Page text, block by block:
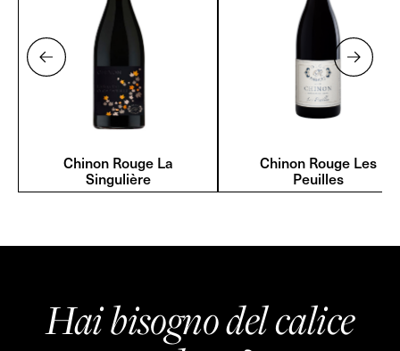
Chinon Rouge La
Singulière
Chinon Rouge Les
Peuilles
Hai bisogno del calice